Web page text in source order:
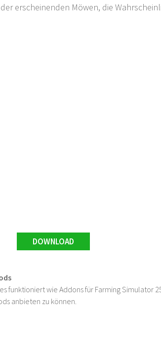
erscheinenden Möwen, die
DOWNLOAD
funktioniert wie Addons für Farming Simulator
anbieten zu können.